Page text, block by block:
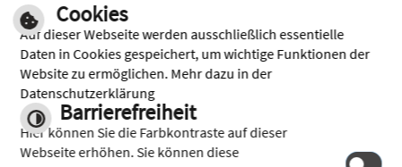
Facebook
Instagram
Cookies
Auf dieser Webseite werden ausschließlich essentielle
Daten in Cookies gespeichert, um wichtige Funktionen der
Website zu ermöglichen. Mehr dazu in der
Datenschutzerklärung
Barrierefreiheit
Hier können Sie die Farbkontraste auf dieser
Webseite erhöhen. Sie können diese